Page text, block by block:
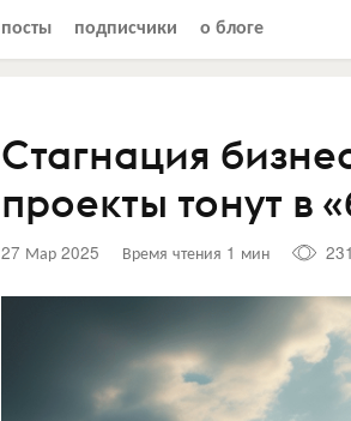
посты подписчики о блоге
Стагнация
проекты тонут в
27 Мар 2025 Время чтения 1 мин 231